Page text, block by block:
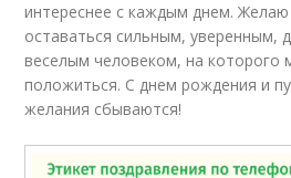
интереснее с каждым днем. Желаю
оставаться сильным, уверенным,
веселым человеком, на которого
положиться. С днем рождения и
желания сбываются!